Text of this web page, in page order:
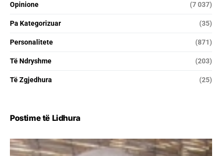
Opinione (7 037)
Pa Kategorizuar (35)
Personalitete (871)
Të Ndryshme (203)
Të Zgjedhura (25)
Postime të Lidhura